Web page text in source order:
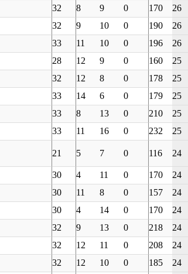
32 8 9 0 170 26
32 9 10 0 190 26
33 11 10 0 196 26
28 12 9 0 160 25
32 12 8 0 178 25
33 14 6 0 179 25
33 8 13 0 210 25
33 11 16 0 232 25
21 5 7 0 116 24
30 4 11 0 170 24
30 11 8 0 157 24
30 4 14 0 170 24
32 9 13 0 218 24
32 12 11 0 208 24
32 12 10 0 185 24